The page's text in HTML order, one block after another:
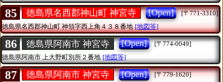
85 徳島県名西郡神山町 神宮寺 [Open]
[〒771-3310]
徳島県名西郡神山町神領字西上角４３８番地 [地図等]
86 徳島県阿南市 神宮寺 [Open]
[〒774-0049]
徳島県阿南市上大野町別所２番地 [地図等]
87 徳島県阿南市 神宮寺 [Open]
[〒779-1620]